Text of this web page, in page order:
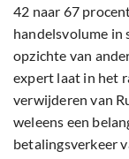
42 naar 67
handelsvolume in
opzichte van
expert laat in het
verwijderen van
weleens een
betalingsverkeer